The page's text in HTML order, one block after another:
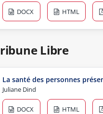
DOCX
HTML
Libre
La santé des personnes
Juliane Dind
DOCX
HTML